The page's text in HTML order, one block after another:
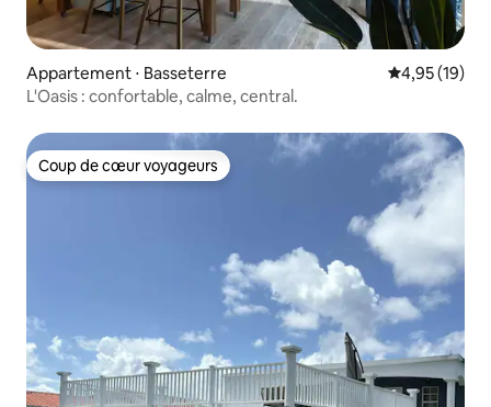
Appartement ⋅ Basseterre Évaluation
4,95 (19)
L'Oasis : confortable, calme, central.
Coup de cœur voyageurs
Coup de cœur voyageurs